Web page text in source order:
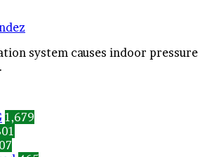
system causes indoor pressure
1,679